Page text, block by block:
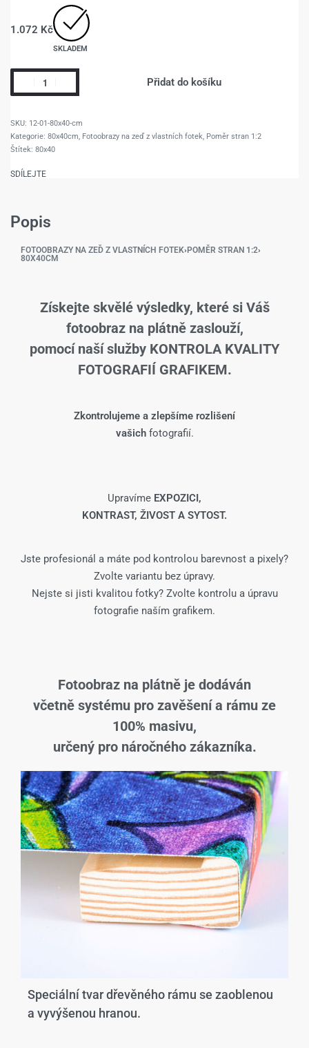
1.072 Kč
SKLADEM
Přidat do košíku
12-01-80x40-cm
Kategorie: 80x40cm, Fotoobrazy na zeď z vlastních fotek, Poměr stran 1:2
Štítek: 80x40
SDÍLEJTE
Popis
FOTOOBRAZY NA ZEĎ Z VLASTNÍCH FOTEK› POMĚR STRAN 1:2›
80X40CM
Získejte skvělé výsledky, které si Váš
fotoobraz na plátně zaslouží,
pomocí naší služby KONTROLA KVALITY
FOTOGRAFIÍ GRAFIKEM.
Zkontrolujeme a zlepšíme rozlišení
vašich fotografií.
Upravíme EXPOZICI,
KONTRAST, ŽIVOST A SYTOST.
Jste profesionál a máte pod kontrolou barevnost a pixely?
Zvolte variantu bez úpravy.
Nejste si jisti kvalitou fotky? Zvolte kontrolu a úpravu
fotografie naším grafikem.
Fotoobraz na plátně je dodáván
včetně systému pro zavěšení a rámu ze
100% masivu,
určený pro náročného zákazníka.
Speciální tvar dřevěného rámu se zaoblenou
a vyvýšenou hranou.​